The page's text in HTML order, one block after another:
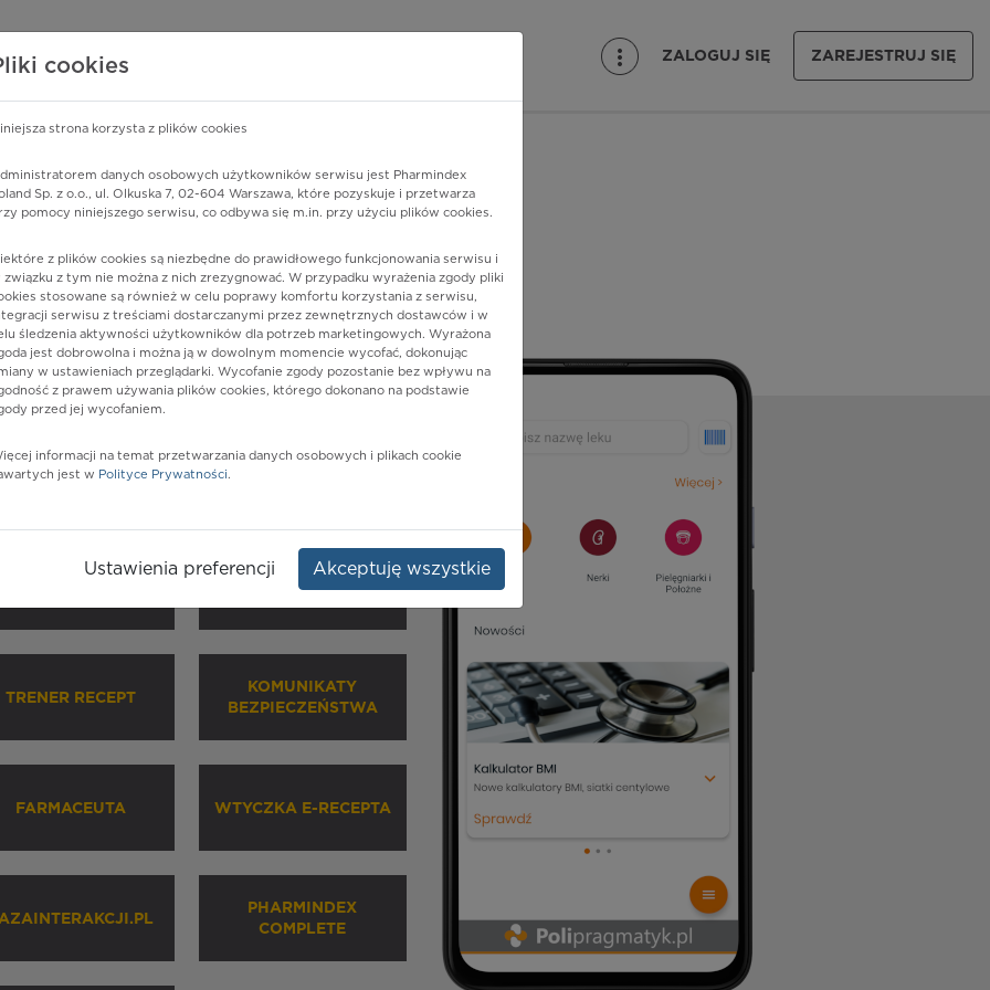
o lekach
PHARMINDEX ZALOGUJ SIĘ ZAREJESTRUJ SIĘ
położniczych
ochrony zdrowia
INHALATORY
TRENER RECEPT
KOMUNIKATY
BEZPIECZEŃSTWA
FARMACEUTA WTYCZKA E-RECEPTA
PHARMINDEX
COMPLETE
cookies
strona korzysta z plików cookies
danych osobowych użytkowników serwisu jest Pharmindex
Sp. z o.o., ul. Olkuska 7, 02-604 Warszawa, które pozyskuje i przetwarza
pomocy niniejszego serwisu, co odbywa się m.in. przy użyciu plików cookies.
z plików cookies są niezbędne do prawidłowego funkcjonowania serwisu i
związku z tym nie można z nich zrezygnować. W przypadku wyrażenia zgody pliki
stosowane są również w celu poprawy komfortu korzystania z serwisu,
serwisu z treściami dostarczanymi przez zewnętrznych dostawców i w
śledzenia aktywności użytkowników dla potrzeb marketingowych. Wyrażona
jest dobrowolna i można ją w dowolnym momencie wycofać, dokonując
w ustawieniach przeglądarki. Wycofanie zgody pozostanie bez wpływu na
z prawem używania plików cookies, którego dokonano na podstawie
przed jej wycofaniem.
informacji na temat przetwarzania danych osobowych i plikach cookie
jest w Polityce Prywatności.
Ustawienia preferencji Akceptuję wszystkie